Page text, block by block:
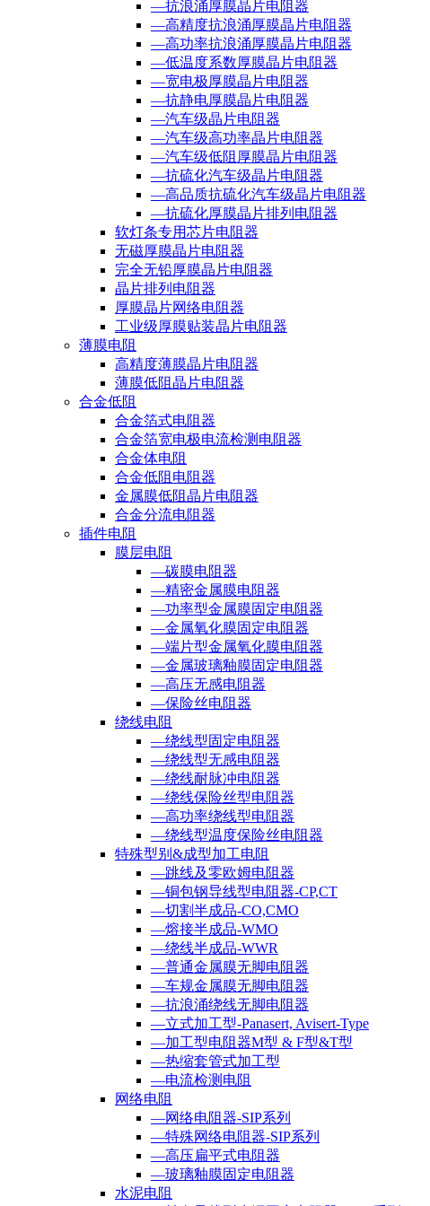
—抗浪涌厚膜晶片电阻器
—高精度抗浪涌厚膜晶片电阻器
—高功率抗浪涌厚膜晶片电阻器
—低温度系数厚膜晶片电阻器
—宽电极厚膜晶片电阻器
—抗静电厚膜晶片电阻器
—汽车级晶片电阻器
—汽车级高功率晶片电阻器
—汽车级低阻厚膜晶片电阻器
—抗硫化汽车级晶片电阻器
—高品质抗硫化汽车级晶片电阻器
—抗硫化厚膜晶片排列电阻器
软灯条专用芯片电阻器
无磁厚膜晶片电阻器
完全无铅厚膜晶片电阻器
晶片排列电阻器
厚膜晶片网络电阻器
工业级厚膜贴装晶片电阻器
薄膜电阻
高精度薄膜晶片电阻器
薄膜低阻晶片电阻器
合金低阻
合金箔式电阻器
合金箔宽电极电流检测电阻器
合金体电阻
合金低阻电阻器
金属膜低阻晶片电阻器
合金分流电阻器
插件电阻
膜层电阻
—碳膜电阻器
—精密金属膜电阻器
—功率型金属膜固定电阻器
—金属氧化膜固定电阻器
—端片型金属氧化膜电阻器
—金属玻璃釉膜固定电阻器
—高压无感电阻器
—保险丝电阻器
绕线电阻
—绕线型固定电阻器
—绕线型无感电阻器
—绕线耐脉冲电阻器
—绕线保险丝型电阻器
—高功率绕线型电阻器
—绕线型温度保险丝电阻器
特殊型别&成型加工电阻
—跳线及零欧姆电阻器
—铜包钢导线型电阻器-CP,CT
—切割半成品-CO,CMO
—熔接半成品-WMO
—绕线半成品-WWR
—普通金属膜无脚电阻器
—车规金属膜无脚电阻器
—抗浪涌绕线无脚电阻器
—立式加工型-Panasert, Avisert-Type
—加工型电阻器M型 & F型&T型
—热缩套管式加工型
—电流检测电阻
网络电阻
—网络电阻器-SIP系列
—特殊网络电阻器-SIP系列
—高压扁平式电阻器
—玻璃釉膜固定电阻器
水泥电阻